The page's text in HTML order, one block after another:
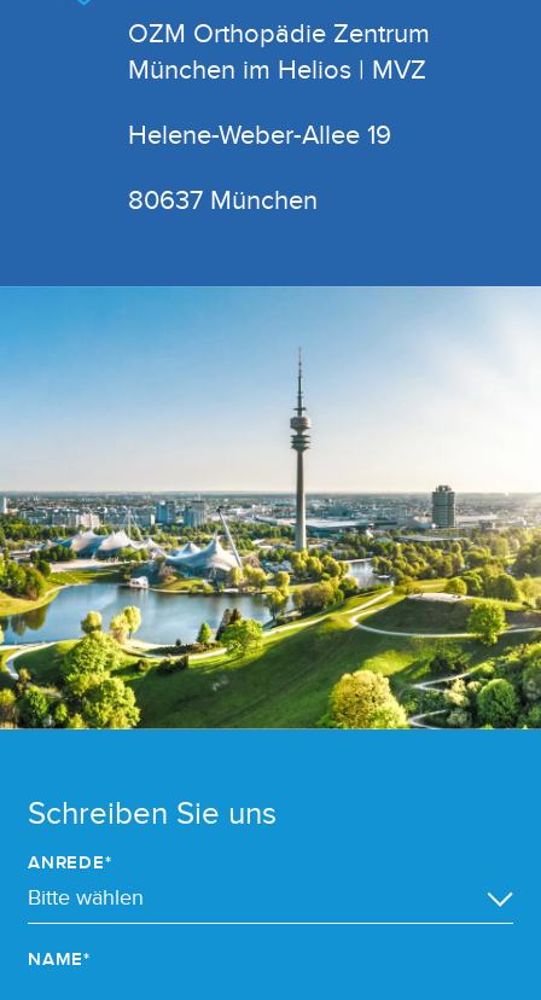
OZM Orthopädie Zentrum
München im Helios | MVZ
Helene-Weber-Allee 19
80637 München
Schreiben Sie uns
ANREDE*
NAME*